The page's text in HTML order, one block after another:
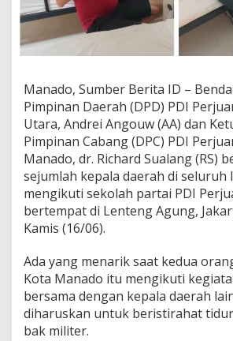
d
n
a
a
n
d
a
l
a
m
o
l
a
h
P
Manado, Sumber Berita ID –
Pimpinan Daerah (DPD) PDI
Utara, Andrei Angouw (AA) dan
Pimpinan Cabang (DPC) PDI
Manado, dr. Richard Sualang (RS)
sejumlah kepala daerah di seluruh
mengikuti sekolah partai PDI
bertempat di Lenteng Agung,
Kamis (16/06).
Ada yang menarik saat kedua
Kota Manado itu mengikuti
bersama dengan kepala daerah
diharuskan untuk beristirahat
bak militer.